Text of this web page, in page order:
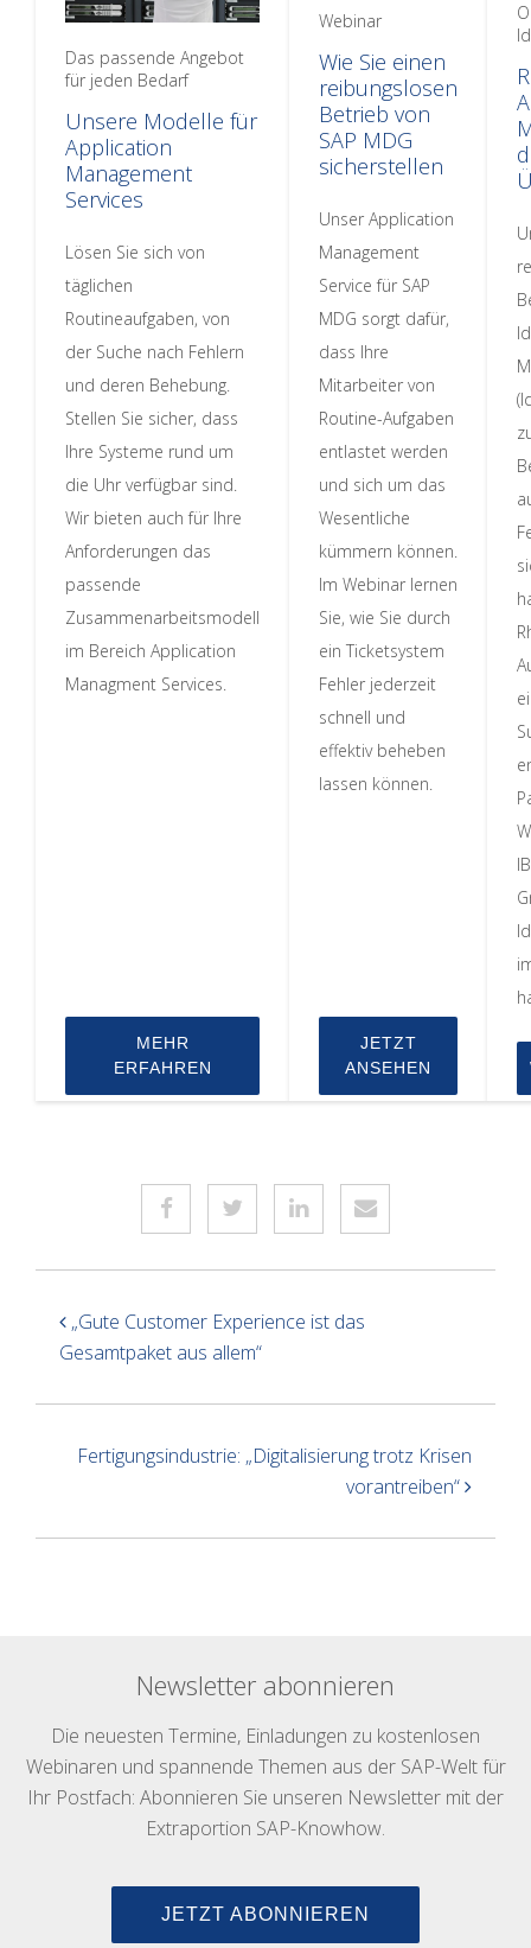
Das passende Angebot
für jeden Bedarf
Unsere Modelle für
Application
Management
Services
Lösen Sie sich von
täglichen
Routineaufgaben, von
der Suche nach Fehlern
und deren Behebung.
Stellen Sie sicher, dass
Ihre Systeme rund um
die Uhr verfügbar sind.
Wir bieten auch für Ihre
Anforderungen das
passende
Zusammenarbeitsmodell
im Bereich Application
Managment Services.
MEHR
ERFAHREN
Webinar
Wie Sie einen
reibungslosen
Betrieb von
SAP MDG
sicherstellen
Unser Application
Management
Service für SAP
MDG sorgt dafür,
dass Ihre
Mitarbeiter von
Routine-Aufgaben
entlastet werden
und sich um das
Wesentliche
kümmern können.
Im Webinar lernen
Sie, wie Sie durch
ein Ticketsystem
Fehler jederzeit
schnell und
effektiv beheben
lassen können.
JETZT
ANSEHEN
„Gute Customer Experience ist das
Gesamtpaket aus allem“
Fertigungsindustrie: „Digitalisierung trotz Krisen
vorantreiben“
Newsletter abonnieren
Die neuesten Termine, Einladungen zu kostenlosen
Webinaren und spannende Themen aus der SAP-Welt für
Ihr Postfach: Abonnieren Sie unseren Newsletter mit der
Extraportion SAP-Knowhow.
JETZT ABONNIEREN